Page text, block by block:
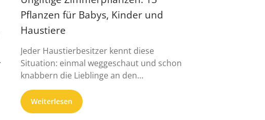
Pflanzen für Babys, Kinder und
Haustiere
Jeder Haustierbesitzer kennt diese
Situation: einmal weggeschaut und schon
knabbern die Lieblinge an den
Zimmerpflanzen. Auch Kleinkinder und
Babys geraten ...
Weiterlesen